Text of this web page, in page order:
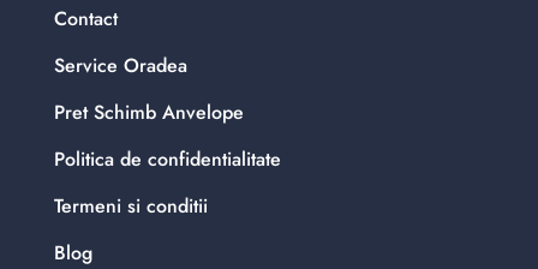
Contact
Service Oradea
Pret Schimb Anvelope
Politica de confidentialitate
Termeni si conditii
Blog